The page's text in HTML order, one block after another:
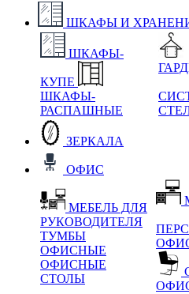
ШКАФЫ И
ШКАФЫ-
КУПЕ
ШКАФЫ-
РАСПАШНЫЕ
ЗЕРКАЛА
ОФИС
МЕБЕЛЬ ДЛЯ
РУКОВОДИТЕЛЯ
ТУМБЫ
ОФИСНЫЕ
ОФИСНЫЕ
СТОЛЫ